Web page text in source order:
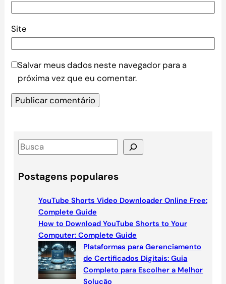
Site
Salvar meus dados neste navegador para a
próxima vez que eu comentar.
S
a
Postagens populares
YouTube Shorts Video Downloader Online Free:
Complete Guide
How to Download YouTube Shorts to Your
Computer: Complete Guide
Plataformas para Gerenciamento
de Certificados Digitais: Guia
Completo para Escolher a Melhor
Solução